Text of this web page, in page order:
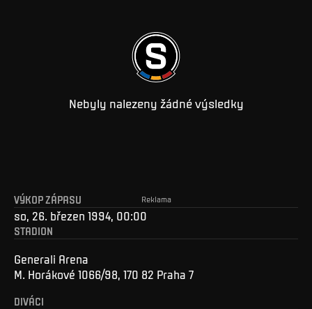
Nebyly nalezeny žádné výsledky
Reklama
VÝKOP ZÁPASU
so, 26. březen 1994, 00:00
STADION
Generali Arena
M. Horákové 1066/98, 170 82 Praha 7
DIVÁCI